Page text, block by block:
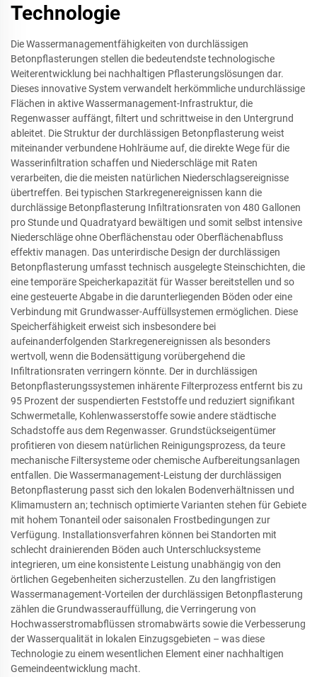
Technologie
Die Wassermanagementfähigkeiten von durchlässigen
Betonpflasterungen stellen die bedeutendste technologische
Weiterentwicklung bei nachhaltigen Pflasterungslösungen dar.
Dieses innovative System verwandelt herkömmliche undurchlässige
Flächen in aktive Wassermanagement-Infrastruktur, die
Regenwasser auffängt, filtert und schrittweise in den Untergrund
ableitet. Die Struktur der durchlässigen Betonpflasterung weist
miteinander verbundene Hohlräume auf, die direkte Wege für die
Wasserinfiltration schaffen und Niederschläge mit Raten
verarbeiten, die die meisten natürlichen Niederschlagsereignisse
übertreffen. Bei typischen Starkregenereignissen kann die
durchlässige Betonpflasterung Infiltrationsraten von 480 Gallonen
pro Stunde und Quadratyard bewältigen und somit selbst intensive
Niederschläge ohne Oberflächenstau oder Oberflächenabfluss
effektiv managen. Das unterirdische Design der durchlässigen
Betonpflasterung umfasst technisch ausgelegte Steinschichten, die
eine temporäre Speicherkapazität für Wasser bereitstellen und so
eine gesteuerte Abgabe in die darunterliegenden Böden oder eine
Verbindung mit Grundwasser-Auffüllsystemen ermöglichen. Diese
Speicherfähigkeit erweist sich insbesondere bei
aufeinanderfolgenden Starkregenereignissen als besonders
wertvoll, wenn die Bodensättigung vorübergehend die
Infiltrationsraten verringern könnte. Der in durchlässigen
Betonpflasterungssystemen inhärente Filterprozess entfernt bis zu
95 Prozent der suspendierten Feststoffe und reduziert signifikant
Schwermetalle, Kohlenwasserstoffe sowie andere städtische
Schadstoffe aus dem Regenwasser. Grundstückseigentümer
profitieren von diesem natürlichen Reinigungsprozess, da teure
mechanische Filtersysteme oder chemische Aufbereitungsanlagen
entfallen. Die Wassermanagement-Leistung der durchlässigen
Betonpflasterung passt sich den lokalen Bodenverhältnissen und
Klimamustern an; technisch optimierte Varianten stehen für Gebiete
mit hohem Tonanteil oder saisonalen Frostbedingungen zur
Verfügung. Installationsverfahren können bei Standorten mit
schlecht drainierenden Böden auch Unterschlucksysteme
integrieren, um eine konsistente Leistung unabhängig von den
örtlichen Gegebenheiten sicherzustellen. Zu den langfristigen
Wassermanagement-Vorteilen der durchlässigen Betonpflasterung
zählen die Grundwasserauffüllung, die Verringerung von
Hochwasserstromabflüssen stromabwärts sowie die Verbesserung
der Wasserqualität in lokalen Einzugsgebieten – was diese
Technologie zu einem wesentlichen Element einer nachhaltigen
Gemeindeentwicklung macht.